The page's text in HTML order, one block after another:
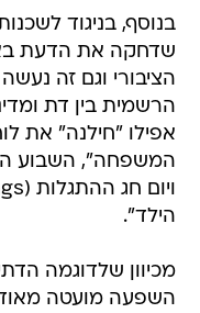
בנוסף, בניגוד
שדחקה את הדעת
הציבורי וגם זה
אפילו "חילנה" את
המשפחה", השבוע
הילד".
מכיוון שלדוגמה
השפעה מועטה מאוד